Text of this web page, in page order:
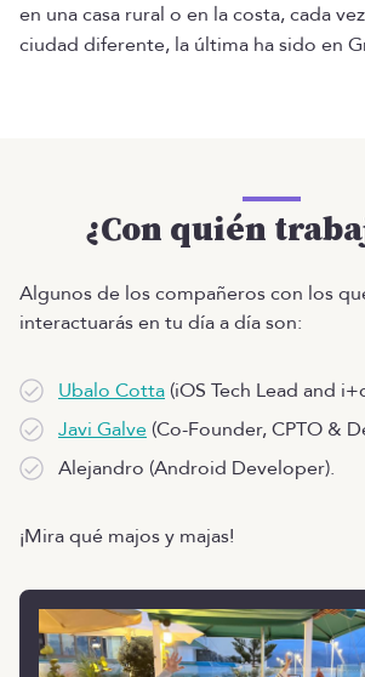
en una casa rural o en la costa, cada
ciudad diferente, la última ha sido en
¿Con quién
Algunos de los compañeros con los
interactuarás en tu día a día son:
Ubalo Cotta (iOS Tech Lead and
Javi Galve (Co-Founder, CPTO &
Alejandro (Android Developer).
¡Mira qué majos y majas!